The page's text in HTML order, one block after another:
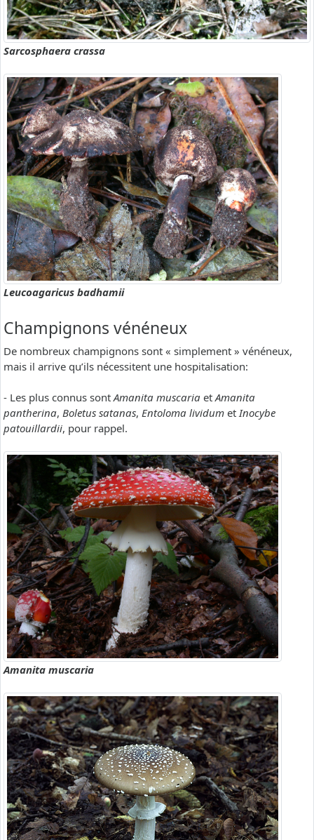
Sarcosphaera crassa
Leucoagaricus badhamii
Champignons vénéneux
De nombreux champignons sont « simplement » vénéneux,
mais il arrive qu’ils nécessitent une hospitalisation:
- Les plus connus sontAmanita muscaria etAmanita
pantherina, Boletus satanas, Entoloma lividum etInocybe
patouillardii, pour rappel.
Amanita muscaria